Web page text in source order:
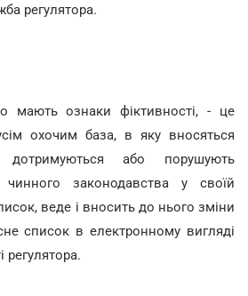
регулятора.
мають ознаки фіктивності, - це
охочим база, в яку вносяться
або порушують
законодавства у своїй
веде і вносить до нього зміни
список в електронному вигляді
регулятора.